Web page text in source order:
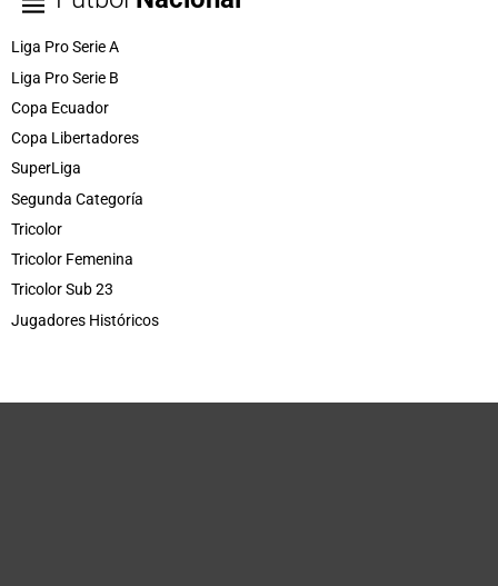
Liga Pro Serie A
Liga Pro Serie B
Copa Ecuador
Copa Libertadores
SuperLiga
Segunda Categoría
Tricolor
Tricolor Femenina
Tricolor Sub 23
Jugadores Históricos